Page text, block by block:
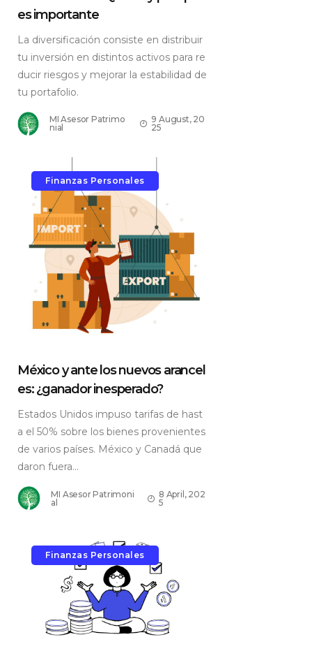
es importante
La diversificación consiste en distribuir
tu inversión en distintos activos para re
ducir riesgos y mejorar la estabilidad de
tu portafolio.
MI Asesor Patrimo
nial
9 August, 20
25
Finanzas Personales
México y ante los nuevos arancel
es: ¿ganador inesperado?
Estados Unidos impuso tarifas de hast
a el 50% sobre los bienes provenientes
de varios países. México y Canadá que
daron fuera...
MI Asesor Patrimoni
al
8 April, 202
5
Finanzas Personales